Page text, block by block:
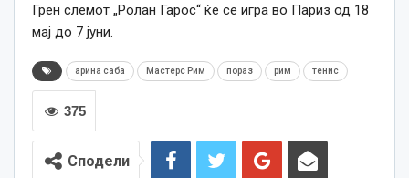
Грен слемот „Ролан Гарос“ ќе се игра во Париз од 18
мај до 7 јуни.
арина саба Мастерс Рим пораз рим тенис
375
Сподели